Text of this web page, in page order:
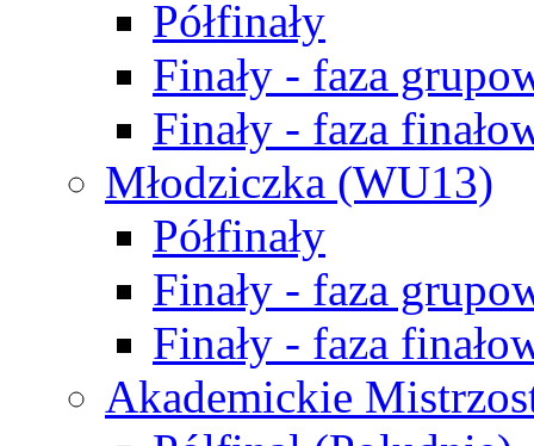
Półfinały
Finały - faza
Finały - faza
Młodziczka (WU13)
Półfinały
Finały - faza
Finały - faza
Akademickie